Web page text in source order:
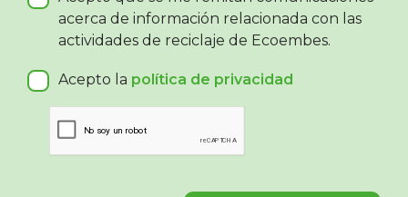
acerca de información relacionada con las
actividades de reciclaje de Ecoembes.
Acepto la política de privacidad